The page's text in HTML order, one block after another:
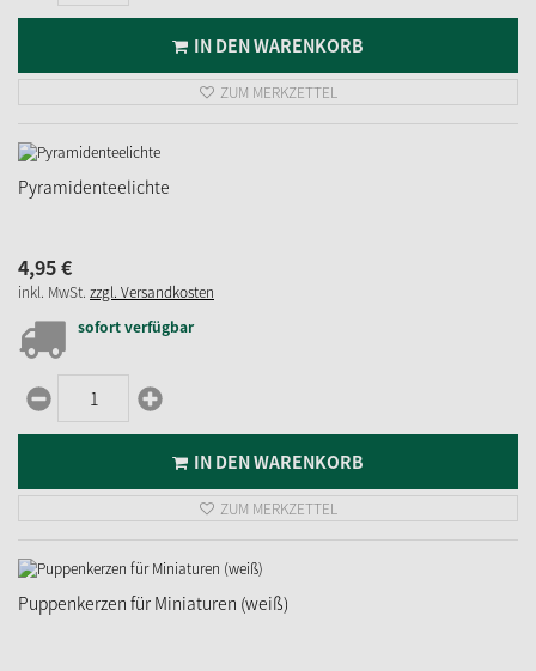
IN DEN WARENKORB
ZUM MERKZETTEL
Pyramidenteelichte
4,95€
inkl. MwSt. zzgl. Versandkosten
sofort verfügbar
IN DEN WARENKORB
ZUM MERKZETTEL
Puppenkerzen für Miniaturen (weiß)